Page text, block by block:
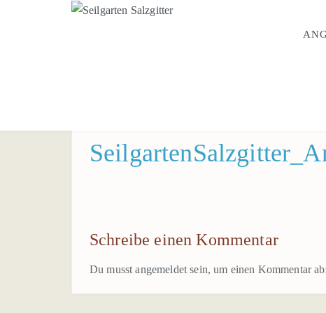
Schreibe einen Kommentar
Du musstangemeldet sein, um einen Kommentar